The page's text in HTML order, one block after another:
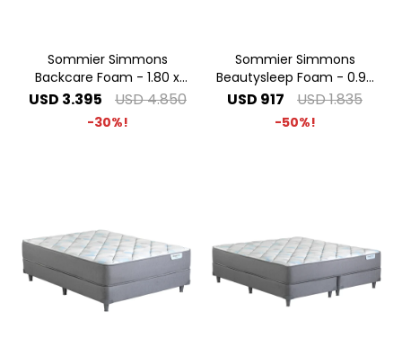
Sommier Simmons
Backcare Foam - 1.80 x
2.00 King
USD 3.395 USD4.850
30
Sommier Simmons
Beautysleep Foam - 0.90
x 1.90 1 Plaza
USD 917 USD1.835
50